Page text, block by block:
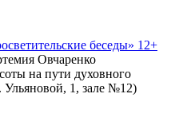
беседы» 12+
Овчаренко
на пути духовного
1, зале №12)